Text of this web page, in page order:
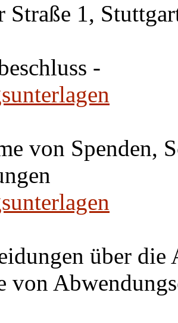
Straße 1,
-
von Spenden,
über
von